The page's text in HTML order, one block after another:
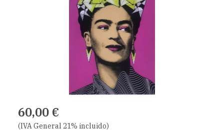
60,00 €
(IVA General 21% incluido)